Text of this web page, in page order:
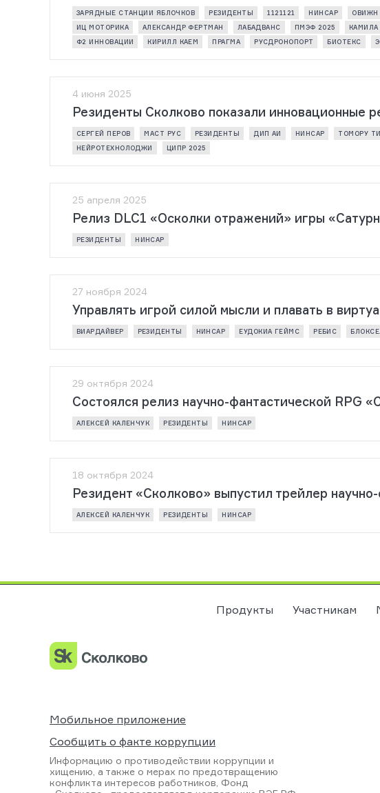
ЗАРЯДНЫЕ СТАНЦИИ ЯБЛОЧКОВ РЕЗИДЕНТЫ 1121121 НИНСАР ОВИЖН
ИЦ МОТОРИКА
АЛЕКСАНДР ФЕРТМАН ЛАБАДВАНС ПМЭФ 2025 КАМИЛА
Ф2 ИННОВАЦИИ
КИРИЛЛ КАЕМ ПРАГМА РУСДРОНОПОРТ БИОТЕКС
4 июня 2025
Резиденты Сколково показали инновационные
СЕРГЕЙ ПЕРОВ МАСТ РУС РЕЗИДЕНТЫ ДИП АИ НИНСАР ТОМОРУ
НЕЙРОТЕХНОЛОДЖИ
ЦИПР 2025
25 апреля 2025
Релиз DLC1 «Осколки отражений» игры
РЕЗИДЕНТЫ НИНСАР
27 ноября 2024
Управлять игрой силой мысли и плавать в
ВИАРДАЙВЕР РЕЗИДЕНТЫ НИНСАР ЕУДОКИА ГЕЙМС РЕБИС
29 октября 2024
Состоялся релиз научно-фантастической RPG
АЛЕКСЕЙ КАЛЕНЧУК РЕЗИДЕНТЫ НИНСАР
18 октября 2024
Резидент «Сколково» выпустил трейлер
АЛЕКСЕЙ КАЛЕНЧУК РЕЗИДЕНТЫ НИНСАР
Продукты Участникам
Мобильное приложение
Сообщить о факте коррупции
Информацию о противодействии коррупции и
хищению, а также о мерах по предотвращению
конфликта интересов работников, Фонд